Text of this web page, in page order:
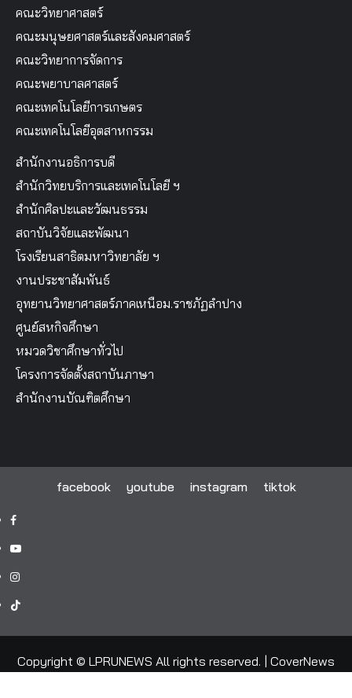
คณะวิทยาศาสตร์
คณะมนุษยศาสตร์และสังคมศาสตร์
คณะวิทยาการจัดการ
คณะพยาบาลศาสตร์
คณะเทคโนโลยีการเกษตร
คณะเทคโนโลยีอุตสาหกรรม
สำนักงานอธิการบดี
สำนักวิทยบริการและเทคโนโลยี ฯ
สำนักศิลปะและวัฒนธรรม
สถาบันวิจัยและพัฒนา
โรงเรียนสาธิตมหาวิทยาลัย ฯ
งานประชาสัมพันธ์
อุทยานวิทยาศาสตร์ภาคเหนือม.ราชภัฏลำปาง
ศูนย์สหกิจศึกษา
หมวดวิชาศึกษาทั่วไป
โครงการจัดตั้งสถาบันภาษา
สำนักงานบัณฑิตศึกษา
facebook youtube instagram tiktok
facebook
youtube
instagram
tiktok
Copyright © LPRUNEWS All rights reserved. | CoverNews